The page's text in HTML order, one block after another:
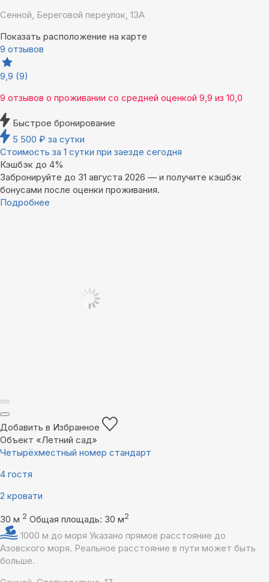
Сенной, Береговой переулок, 13А
Показать расположение на карте
9 отзывов
9,9 (9)
9 отзывов о проживании со средней оценкой 9,9 из 10,0
Быстрое бронирование
5 500 ₽ за сутки
Стоимость за 1 сутки при заезде сегодня
Кэшбэк до 4%
Забронируйте до 31 августа 2026 — и получите кэшбэк
бонусами после оценки проживания.
Подробнее
Добавить в Избранное
Объект «Летний сад»
Четырёхместный номер стандарт
4 гостя
2 кровати
30 м 2 Общая площадь: 30 м2
1000 м до моря Указано прямое расстояние до
Азовского моря. Реальное расстояние в пути может быть
больше.